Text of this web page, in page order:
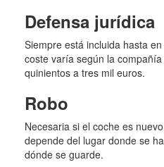
Defensa jurídica
Siempre está incluida hasta
coste varía según la
quinientos a tres mil euros.
Robo
Necesaria si el coche es
depende del lugar donde se
dónde se guarde.